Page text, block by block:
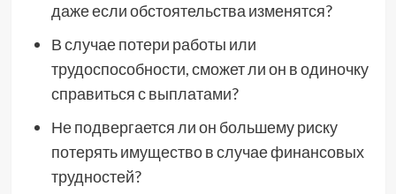
даже если обстоятельства изменятся?
В случае потери работы или
трудоспособности, сможет ли он в одиночку
справиться с выплатами?
Не подвергается ли он большему риску
потерять имущество в случае финансовых
трудностей?